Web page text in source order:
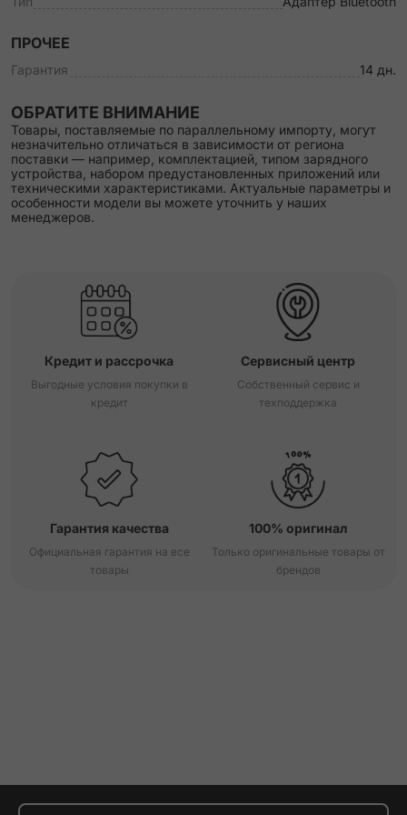
ПРОЧЕЕ
Гарантия 14 дн.
ОБРАТИТЕ ВНИМАНИЕ
Товары, поставляемые по параллельному импорту, могут
незначительно отличаться в зависимости от региона
поставки — например, комплектацией, типом зарядного
устройства, набором предустановленных приложений или
техническими характеристиками. Актуальные параметры и
особенности модели вы можете уточнить у наших
менеджеров.
Кредит и рассрочка
Выгодные условия покупки в
кредит
Сервисный центр
Собственный сервис и
техподдержка
Гарантия качества
Официальная гарантия на все
товары
100% оригинал
Только оригинальные товары от
брендов